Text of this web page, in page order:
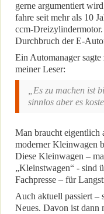
gerne argumentiert
fahre seit mehr als 10
ccm-
Durchbruch der E-
Ein Automanager
meiner Leser:
„Es zu machen ist
sinnlos aber es
Man braucht eigentlich
moderner Kleinwagen
Diese Kleinwagen –
„Kleinstwagen“ - sind
Fachpresse – für
Auch aktuell passiert –
Neues. Davon ist dann